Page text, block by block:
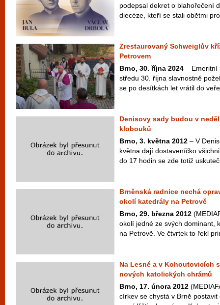
podepsal dekret o blahořečení
diecéze, kteří se stali obětmi
Zrestaurovaný Schweiglův
Petrovem
Brno, 30. října 2024 – Emeritní
středu 30. října slavnostně
se po desítkách let vrátil do
Denisovy sady budou v
klobouků
Brno, 3. května 2012 – V
května dají dostaveníčko
do 17 hodin se zde totiž
Brněnská radnice nechá
okolí katedrály na Petrově
Brno, 29. března 2012
okolí jedné ze svých dominant,
na Petrově. Ve čtvrtek to řekl
Na Lesné a v Kohoutovicích
nových katolických chrámů
Brno, 17. února 2012
církev se chystá v Brně